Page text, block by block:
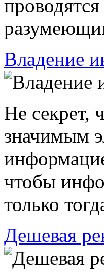
Владение
Не секрет,
значимым
чтобы
только
Дешевая